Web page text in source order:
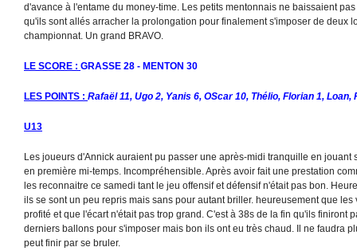
d'avance à l'entame du money-time. Les petits mentonnais ne baissaient
qu'ils sont allés arracher la prolongation pour finalement s'imposer de deux
championnat. Un grand BRAVO.
LE SCORE : GRASSE 28 - MENTON 30
LES POINTS : Rafaël 11, Ugo 2, Yanis 6, OScar 10, Thélio, Florian 1, Loan,
U13
Les joueurs d'Annick auraient pu passer une après-midi tranquille en jouant
en première mi-temps. Incompréhensible. Après avoir fait une prestation
les reconnaitre ce samedi tant le jeu offensif et défensif n'était pas bon.
ils se sont un peu repris mais sans pour autant briller. heureusement que
profité et que l'écart n'était pas trop grand. C'est à 38s de la fin qu'ils finiront
derniers ballons pour s'imposer mais bon ils ont eu très chaud. Il ne faudra
peut finir par se bruler.